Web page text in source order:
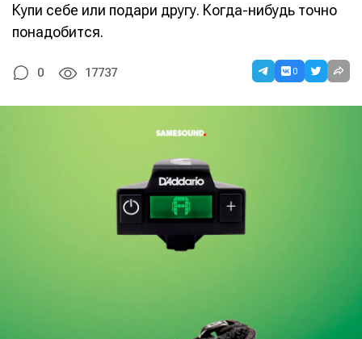
Купи себе или подари другу. Когда-нибудь точно
понадобится.
0 17737 0